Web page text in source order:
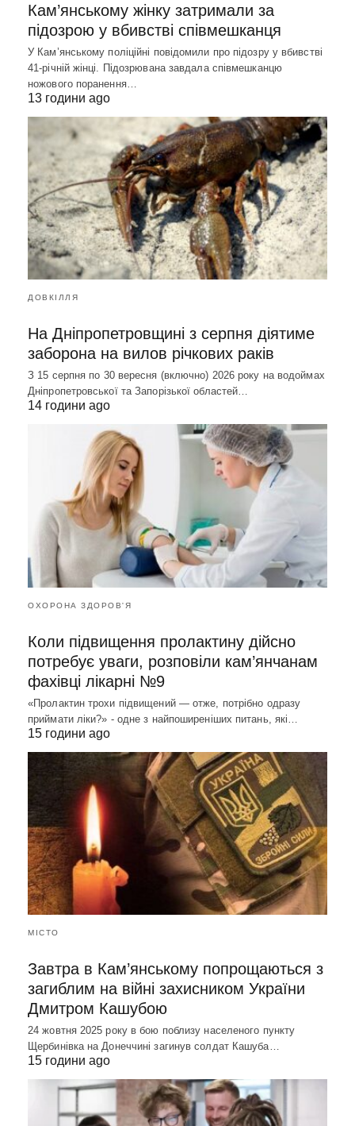
Кам’янському жінку затримали за
підозрою у вбивстві співмешканця
У Кам’янському поліційні повідомили про підозру у вбивстві
41-річній жінці. Підозрювана завдала співмешканцю
ножового поранення…
13 години ago
ДОВКІЛЛЯ
На Дніпропетровщині з серпня діятиме
заборона на вилов річкових раків
З 15 серпня по 30 вересня (включно) 2026 року на водоймах
Дніпропетровської та Запорізької областей…
14 години ago
ОХОРОНА ЗДОРОВ'Я
Коли підвищення пролактину дійсно
потребує уваги, розповіли кам’янчанам
фахівці лікарні №9
«Пролактин трохи підвищений — отже, потрібно одразу
приймати ліки?» - одне з найпоширеніших питань, які…
15 години ago
МІСТО
Завтра в Кам’янському попрощаються з
загиблим на війні захисником України
Дмитром Кашубою
24 жовтня 2025 року в бою поблизу населеного пункту
Щербинівка на Донеччині загинув солдат Кашуба…
15 години ago